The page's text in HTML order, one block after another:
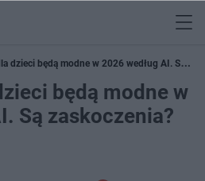
dzieci będą modne w 2026 według AI. Są
będą modne w
Są zaskoczenia?